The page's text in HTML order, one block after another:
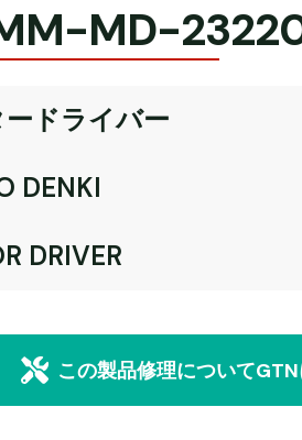
MD-
ドライバー
DENKI
DRIVER
この製品修理について